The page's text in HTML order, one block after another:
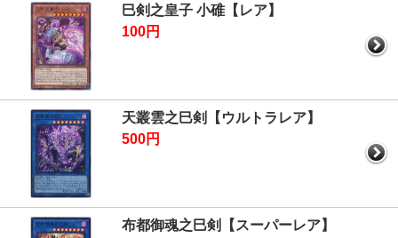
巳剣之皇子 小碓【レア】
100円
天叢雲之巳剣【ウルトラレア】
500円
布都御魂之巳剣【スーパーレア】